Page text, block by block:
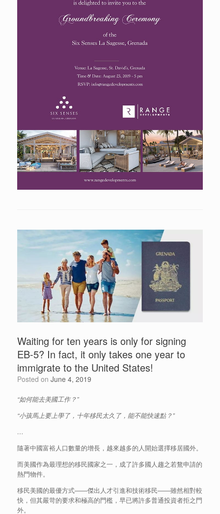
Waiting for ten years is only for signing
EB-5? In fact, it only takes one year to
immigrate to the United States!
Posted on June 4, 2019
“如何能去美國工作？”
“小孩馬上要上學了，十年移民太久了，能不能快速點？”
…
隨著中國富裕人口數量的增長，越來越多的人開始選擇移居國外。
而美國作為最理想的移民國家之一，成了許多國人趨之若鶩申請的
熱門物件。
移民美國的最優方式——傑出人才引進和技術移民——雖然相對較
快，但其嚴苛的要求和極高的門檻，早已將許多普通投資者拒之門
外。